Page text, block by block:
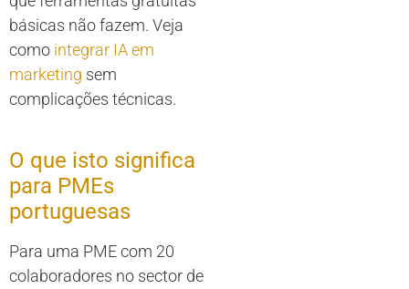
básicas não fazem. Veja
como integrar IA em
marketing sem
complicações técnicas.
O que isto significa
para PMEs
portuguesas
Para uma PME com 20
colaboradores no sector de